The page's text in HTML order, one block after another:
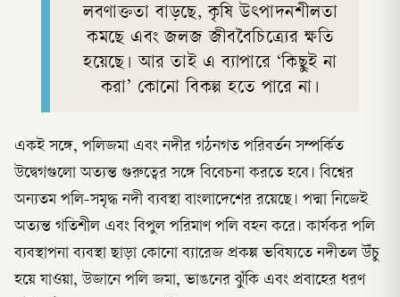
লবণাক্ততা বাড়ছে, কৃষি উৎপাদনশীলতা
কমছে এবং জলজ জীববৈচিত্র্যের ক্ষতি
হয়েছে। আর তাই এ ব্যাপারে ‘কিছুই না
করা’ কোনো বিকল্প হতে পারে না।
একই সঙ্গে, পলিজমা এবং নদীর গঠনগত পরিবর্তন সম্পর্কিত
উদ্বেগগুলো অত্যন্ত গুরুত্বের সঙ্গে বিবেচনা করতে হবে। বিশ্বের
অন্যতম পলি-সমৃদ্ধ নদী ব্যবস্থা বাংলাদেশের রয়েছে। পদ্মা নিজেই
অত্যন্ত গতিশীল এবং বিপুল পরিমাণ পলি বহন করে। কার্যকর পলি
ব্যবস্থাপনা ব্যবস্থা ছাড়া কোনো ব্যারেজ প্রকল্প ভবিষ্যতে নদীতল উঁচু
হয়ে যাওয়া, উজানে পলি জমা, ভাঙনের ঝুঁকি এবং প্রবাহের ধরণ